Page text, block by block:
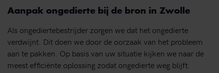
Aanpak ongedierte bij de bron in Zwolle
Als ongediertebestrijder zorgen we dat het ongedierte
verdwijnt. Dit doen we door de oorzaak van het probleem
aan te pakken. Op basis van uw situatie kijken we naar de
meest efficiënte oplossing zodat ongedierte weg blijft.